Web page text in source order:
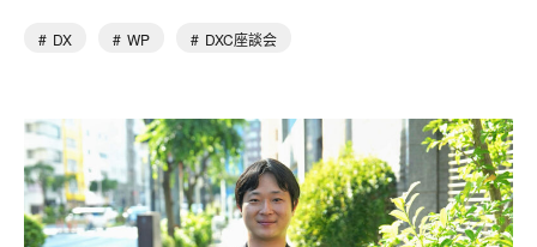
DX WP DXC座談会